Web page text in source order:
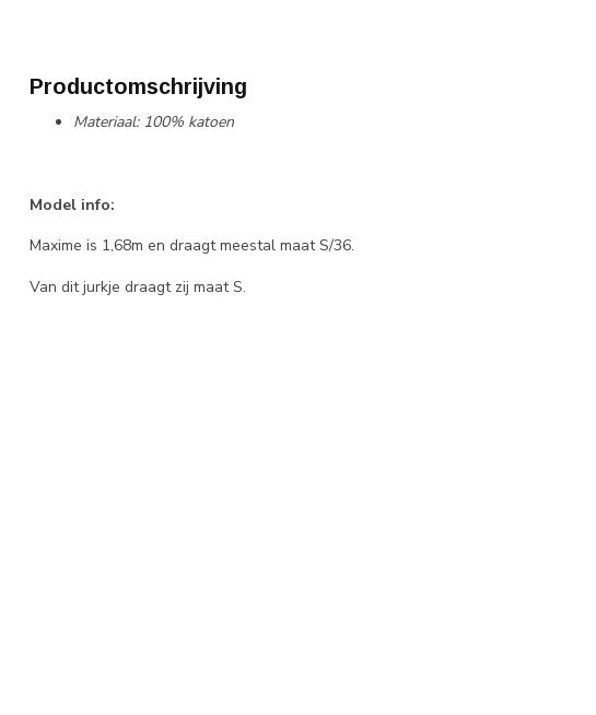
Productomschrijving
Materiaal: 100% katoen
Model info:
Maxime is 1,68m en draagt meestal maat S/36.
Van dit jurkje draagt zij maat S.